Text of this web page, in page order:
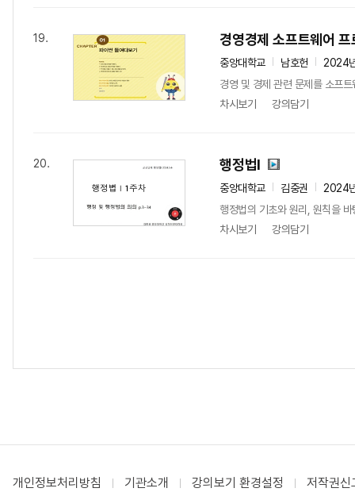
19. 경영경제 소프트웨어 프
중앙대학교 남호헌
2024
경영 및 경제 관련 문제를 소프
차시보기
강의담기
20. 행정법l
중앙대학교 김중권
2024
행정법의 기초와 원리, 원칙을
차시보기
강의담기
개인정보처리방침 기관소개 강의보기 환경설정 저작권신